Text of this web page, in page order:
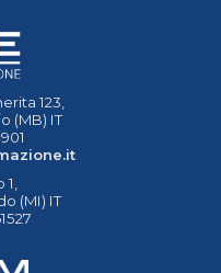
123,
(MB) IT
(MI) IT